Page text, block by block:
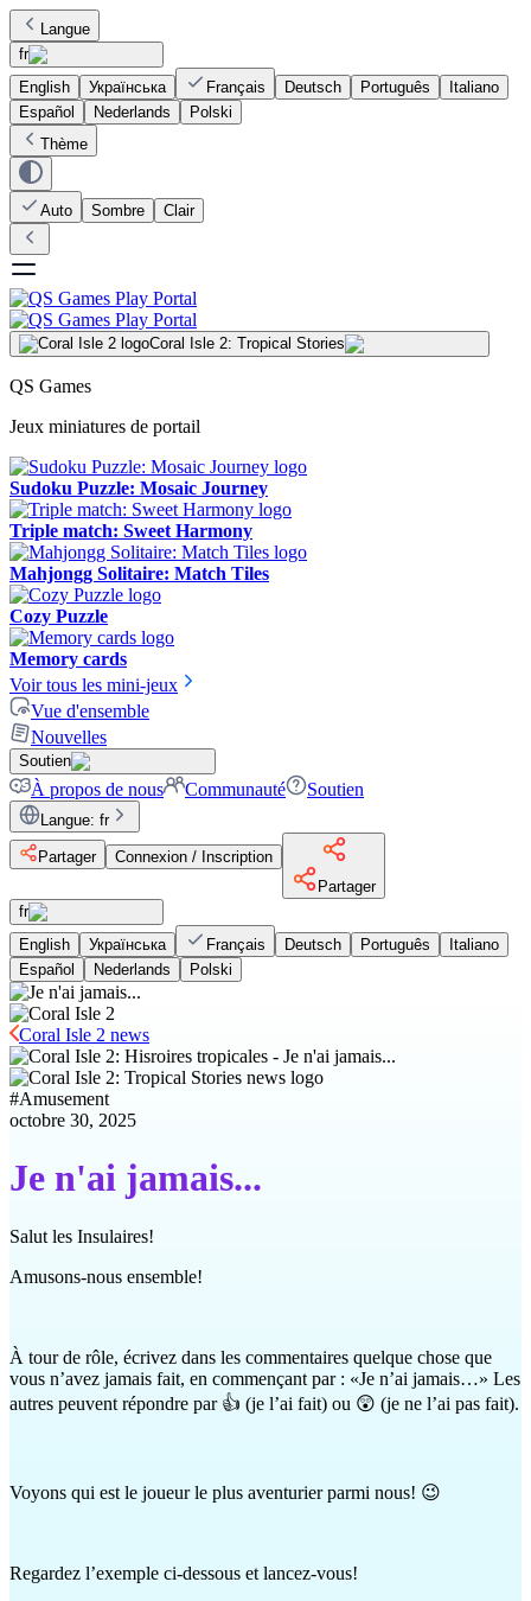
Langue
fr
English
Українська Français Deutsch Português
Italiano
Español
Nederlands
Polski
Thème
Auto Sombre Clair
Coral Isle 2: Tropical Stories
QS Games
Jeux miniatures de portail
Sudoku Puzzle: Mosaic Journey
Triple match: Sweet Harmony
Mahjongg Solitaire: Match Tiles
Cozy Puzzle
Memory cards
Voir tous les mini-jeux
Vue d'ensemble
Nouvelles
Soutien
À propos de nous Communauté Soutien
Langue: fr
Partager
Connexion / Inscription
Partager
fr
English
Українська Français Deutsch Português
Italiano
Español
Nederlands Polski
Coral Isle 2 news
#Amusement
octobre 30, 2025
Je n'ai jamais...
Salut les Insulaires!
Amusons-nous ensemble!
À tour de rôle, écrivez dans les commentaires quelque chose que
vous n’avez jamais fait, en commençant par : «Je n’ai jamais…» Les
autres peuvent répondre par 👍 (je l’ai fait) ou 😲 (je ne l’ai pas fait).
Voyons qui est le joueur le plus aventurier parmi nous! 😉
Regardez l’exemple ci-dessous et lancez-vous!